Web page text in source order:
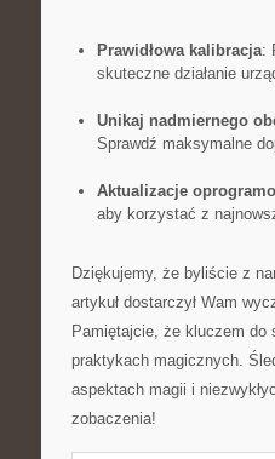
Prawidłowa kalibracja:
skuteczne‍ działanie
Unikaj nadmiernego
Sprawdź maksymalne
Aktualizacje
aby korzystać z
Dziękujemy, że byliście z
artykuł dostarczył Wam
Pamiętajcie, że kluczem do
praktykach magicznych.
‍aspektach ⁢magii i
zobaczenia!